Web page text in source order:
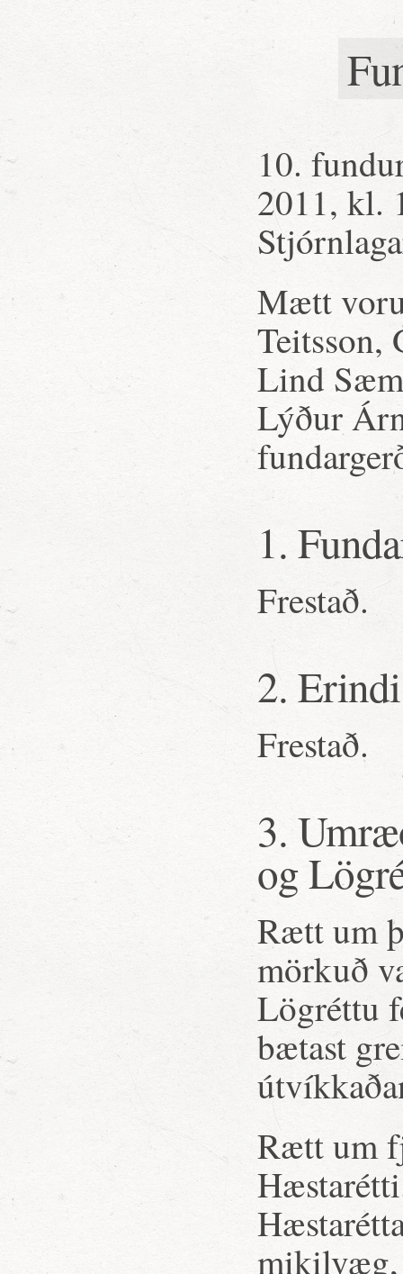
10.
2011, kl.
Mætt
Teitsson,
Lind
Lýður
1.
Frestað.
2.
Frestað.
3.
og
Rætt um
mörkuð
Lögréttu
bætast
Rætt um
mikilvæg,